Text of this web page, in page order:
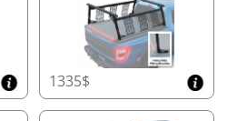
вашего пикапа с
T-slot, которая
поперечные балки
сверления. Это удобное и
1335$